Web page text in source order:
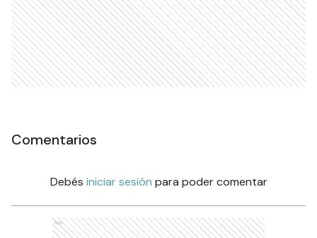
Comentarios
Debés iniciar sesión para poder comentar
Ads